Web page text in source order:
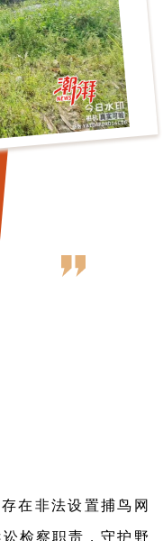
在非法设置捕鸟网
检察职责，守护野